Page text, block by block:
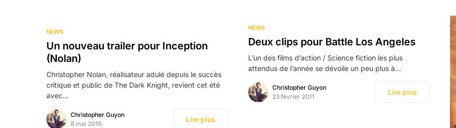
NEWS
Un nouveau trailer pour Inception
(Nolan)
Christopher Nolan, réalisateur adulé depuis le succès
critique et public de The Dark Knight, revient cet été
avec…
Christopher Guyon
8 mai 2010
Lire plus
NEWS
Deux clips pour Battle Los Angeles
L’un des films d’action / Science fiction les plus
attendus de l’année se dévoile un peu plus à…
Christopher Guyon
23 février 2011
Lire plus